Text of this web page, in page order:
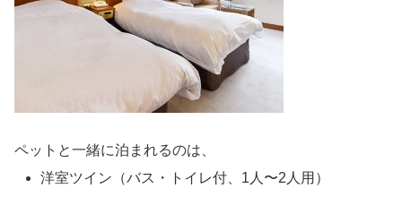
ペットと一緒に泊まれるのは、
洋室ツイン（バス・トイレ付、1人〜2人用）